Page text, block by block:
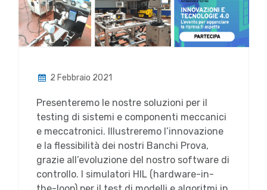
2 Febbraio 2021
Presenteremo le nostre soluzioni per il
testing di sistemi e componenti meccanici
e meccatronici. Illustreremo l’innovazione
e la flessibilità dei nostri Banchi Prova,
grazie all’evoluzione del nostro software di
controllo. I simulatori HIL (hardware-in-